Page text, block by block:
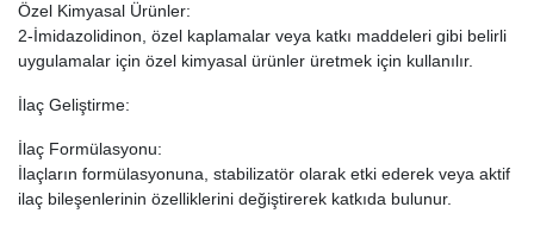
Özel Kimyasal Ürünler:
2-İmidazolidinon, özel kaplamalar veya katkı maddeleri gibi belirli
uygulamalar için özel kimyasal ürünler üretmek için kullanılır.
İlaç Geliştirme:
İlaç Formülasyonu:
İlaçların formülasyonuna, stabilizatör olarak etki ederek veya aktif
ilaç bileşenlerinin özelliklerini değiştirerek katkıda bulunur.